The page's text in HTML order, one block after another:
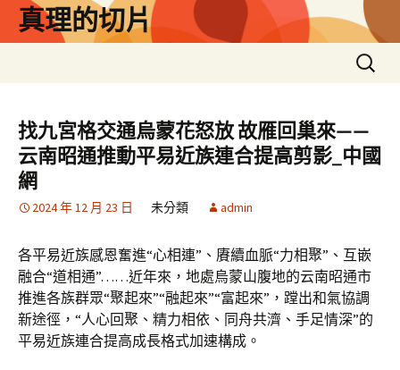
真理的切片
搜
尋
找九宮格交通烏蒙花怒放 故雁回巢來——
云南昭通推動平易近族連合提高剪影_中國
網
2024 年 12 月 23 日 未分類 admin
各平易近族感恩奮進“心相連”、賡續血脈“力相聚”、互嵌
融合“道相通”……近年來，地處烏蒙山腹地的云南昭通市
推進各族群眾“聚起來”“融起來”“富起來”，蹚出和氣協調
新途徑，“人心回聚、精力相依、同舟共濟、手足情深”的
平易近族連合提高成長格式加速構成。